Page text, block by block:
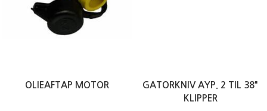
OLIEAFTAP MOTOR
GATORKNIV AYP. 2 TIL 38"
KLIPPER